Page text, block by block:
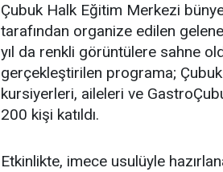
Çubuk Halk Eğitim Merkezi
tarafından organize edilen
yıl da renkli görüntülere sahne
gerçekleştirilen programa;
kursiyerleri, aileleri ve
200 kişi katıldı.
Etkinlikte, imece usulüyle